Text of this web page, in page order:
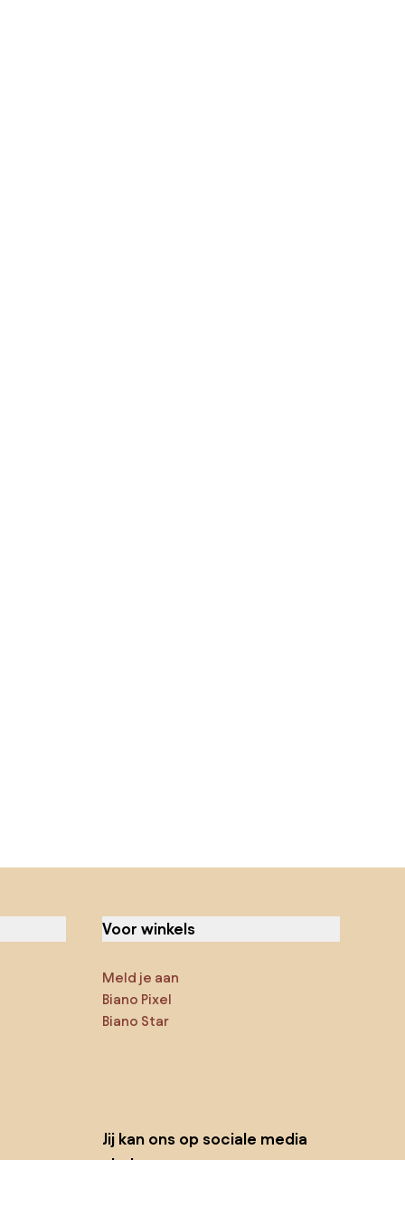
Voor winkels
Meld je aan
Biano Pixel
Biano Star
Jij kan ons op sociale media
vinden